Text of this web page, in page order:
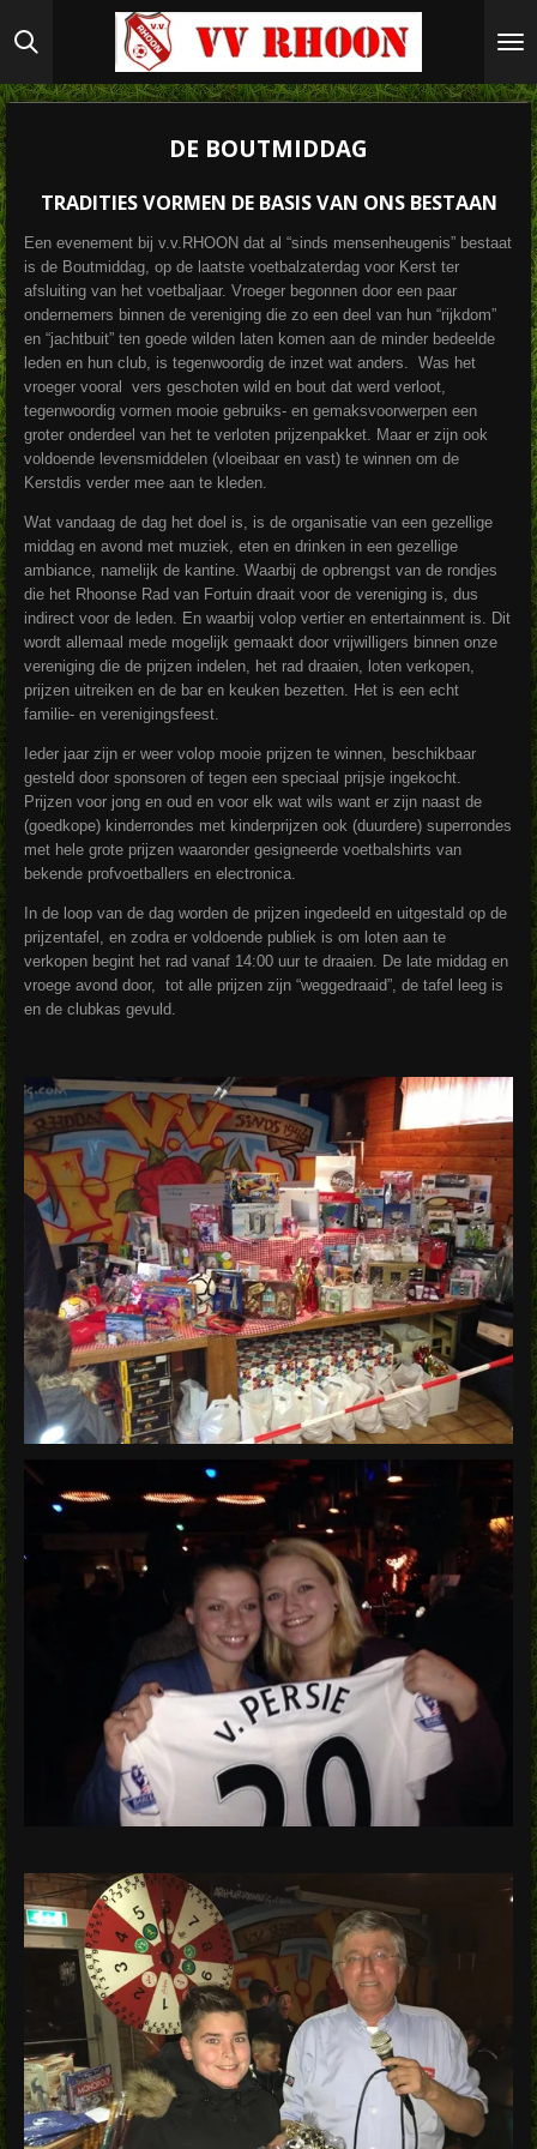
direct
de
DE BOUTMIDDAG
TRADITIES VORMEN DE BASIS VAN ONS BESTAAN
Een evenement bij v.v.RHOON dat al “sinds mensenheugenis” bestaat
is de Boutmiddag, op de laatste voetbalzaterdag voor Kerst ter
afsluiting van het voetbaljaar. Vroeger begonnen door een paar
ondernemers binnen de vereniging die zo een deel van hun “rijkdom”
en “jachtbuit” ten goede wilden laten komen aan de minder bedeelde
leden en hun club, is tegenwoordig de inzet wat anders. Was het
vroeger vooral vers geschoten wild en bout dat werd verloot,
tegenwoordig vormen mooie gebruiks- en gemaksvoorwerpen een
groter onderdeel van het te verloten prijzenpakket. Maar er zijn ook
voldoende levensmiddelen (vloeibaar en vast) te winnen om de
Kerstdis verder mee aan te kleden.
Wat vandaag de dag het doel is, is de organisatie van een gezellige
middag en avond met muziek, eten en drinken in een gezellige
ambiance, namelijk de kantine. Waarbij de opbrengst van de rondjes
die het Rhoonse Rad van Fortuin draait voor de vereniging is, dus
indirect voor de leden. En waarbij volop vertier en entertainment is. Dit
wordt allemaal mede mogelijk gemaakt door vrijwilligers binnen onze
vereniging die de prijzen indelen, het rad draaien, loten verkopen,
prijzen uitreiken en de bar en keuken bezetten. Het is een echt
familie- en verenigingsfeest.
Ieder jaar zijn er weer volop mooie prijzen te winnen, beschikbaar
gesteld door sponsoren of tegen een speciaal prijsje ingekocht.
Prijzen voor jong en oud en voor elk wat wils want er zijn naast de
(goedkope) kinderrondes met kinderprijzen ook (duurdere) superrondes
met hele grote prijzen waaronder gesigneerde voetbalshirts van
bekende profvoetballers en electronica.
In de loop van de dag worden de prijzen ingedeeld en uitgestald op de
prijzentafel, en zodra er voldoende publiek is om loten aan te
verkopen begint het rad vanaf 14:00 uur te draaien. De late middag en
vroege avond door, tot alle prijzen zijn “weggedraaid”, de tafel leeg is
en de clubkas gevuld.